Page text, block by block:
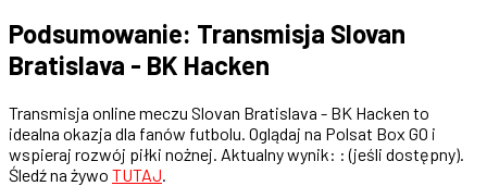
Podsumowanie: Transmisja Slovan
Bratislava - BK Hacken
Transmisja online meczu Slovan Bratislava - BK Hacken to
idealna okazja dla fanów futbolu. Oglądaj na Polsat Box GO i
wspieraj rozwój piłki nożnej. Aktualny wynik: : (jeśli dostępny).
Śledź na żywo TUTAJ